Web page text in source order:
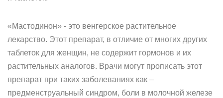
«Мастодинон» - это венгерское растительное
лекарство. Этот препарат, в отличие от многих других
таблеток для женщин, не содержит гормонов и их
растительных аналогов. Врачи могут прописать этот
препарат при таких заболеваниях как –
предменструальный синдром, боли в молочной железе